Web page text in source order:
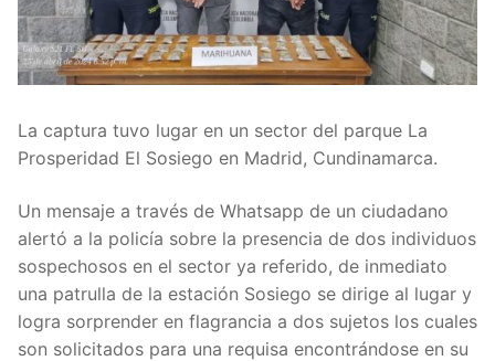
La captura tuvo lugar en un sector del parque La
Prosperidad El Sosiego en Madrid, Cundinamarca.
Un mensaje a través de Whatsapp de un ciudadano
alertó a la policía sobre la presencia de dos individuos
sospechosos en el sector ya referido, de inmediato
una patrulla de la estación Sosiego se dirige al lugar y
logra sorprender en flagrancia a dos sujetos los cuales
son solicitados para una requisa encontrándose en su